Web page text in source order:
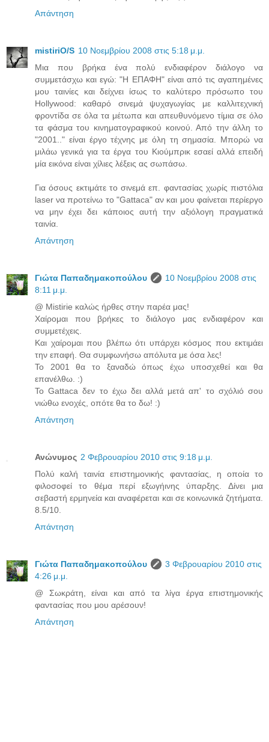
Απάντηση
mistiriO/S 10 Νοεμβρίου 2008 στις 5:18 μ.μ.
Μια που βρήκα ένα πολύ ενδιαφέρον διάλογο να
συμμετάσχω και εγώ: "Η ΕΠΑΦΗ" είναι από τις αγαπημένες
μου ταινίες και δείχνει ίσως το καλύτερο πρόσωπο του
Hollywood: καθαρό σινεμά ψυχαγωγίας με καλλιτεχνική
φροντίδα σε όλα τα μέτωπα και απευθυνόμενο τίμια σε όλο
τα φάσμα του κινηματογραφικού κοινού. Από την άλλη το
"2001.." είναι έργο τέχνης με όλη τη σημασία. Μπορώ να
μιλάω γενικά για τα έργα του Κιούμπρικ εσαεί αλλά επειδή
μία εικόνα είναι χίλιες λέξεις ας σωπάσω.
Για όσους εκτιμάτε το σινεμά επ. φαντασίας χωρίς πιστόλια
laser να προτείνω το "Gattaca" αν και μου φαίνεται περίεργο
να μην έχει δει κάποιος αυτή την αξιόλογη πραγματικά
ταινία.
Απάντηση
Γιώτα Παπαδημακοπούλου
10 Νοεμβρίου 2008 στις
8:11 μ.μ.
@ Mistirie καλώς ήρθες στην παρέα μας!
Χαίρομαι που βρήκες το διάλογο μας ενδιαφέρον και
συμμετέχεις.
Και χαίρομαι που βλέπω ότι υπάρχει κόσμος που εκτιμάει
την επαφή. Θα συμφωνήσω απόλυτα με όσα λες!
Το 2001 θα το ξαναδώ όπως έχω υποσχεθεί και θα
επανέλθω. :)
Το Gattaca δεν το έχω δει αλλά μετά απ' το σχόλιό σου
νιώθω ενοχές, οπότε θα το δω! :)
Απάντηση
Ανώνυμος 2 Φεβρουαρίου 2010 στις 9:18 μ.μ.
Πολύ καλή ταινία επιστημονικής φαντασίας, η οποία το
φιλοσοφεί το θέμα περί εξωγήινης ύπαρξης. Δίνει μια
σεβαστή ερμηνεία και αναφέρεται και σε κοινωνικά ζητήματα.
8.5/10.
Απάντηση
Γιώτα Παπαδημακοπούλου
3 Φεβρουαρίου 2010 στις
4:26 μ.μ.
@ Σωκράτη, είναι και από τα λίγα έργα επιστημονικής
φαντασίας που μου αρέσουν!
Απάντηση